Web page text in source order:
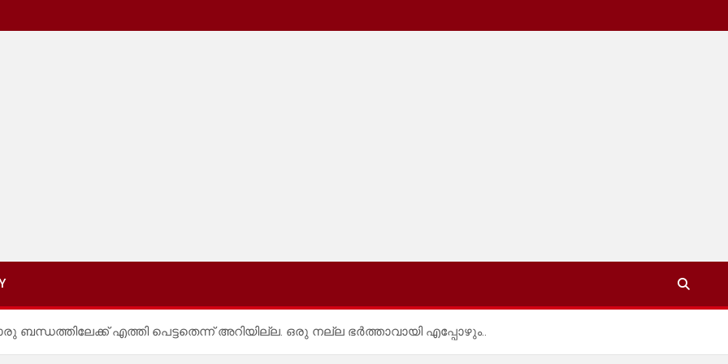
ബന്ധത്തിലേക്ക് എത്തി പെട്ടതെന്ന് അറിയില്ല. ഒരു നല്ല ഭർത്താവായി എപ്പോഴും..